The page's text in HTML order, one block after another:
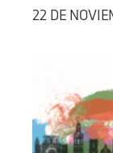
22 DE